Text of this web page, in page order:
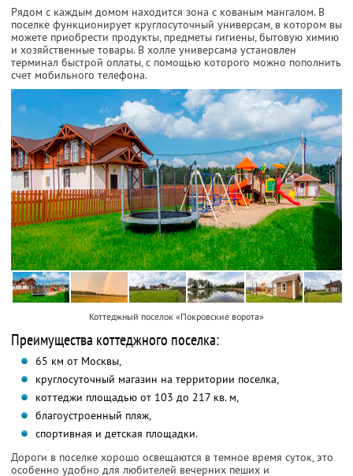
Рядом с каждым домом находится зона с кованым мангалом. В
поселке функционирует круглосуточный универсам, в котором вы
можете приобрести продукты, предметы гигиены, бытовую химию
и хозяйственные товары. В холле универсама установлен
терминал быстрой оплаты, с помощью которого можно пополнить
счет мобильного телефона.
Коттеджный поселок «Покровские ворота»
Преимущества коттеджного поселка:
65 км от Москвы,
круглосуточный магазин на территории поселка,
коттеджи площадью от 103 до 217 кв. м,
благоустроенный пляж,
спортивная и детская площадки.
Дороги в поселке хорошо освещаются в темное время суток, это
особенно удобно для любителей вечерних пеших и